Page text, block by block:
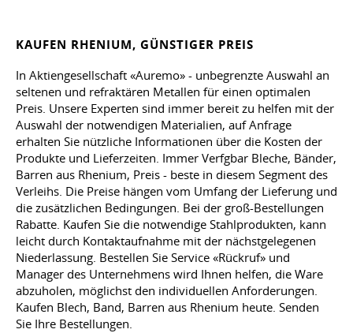
KAUFEN RHENIUM, GÜNSTIGER PREIS
In Aktiengesellschaft «Auremo» - unbegrenzte Auswahl an
seltenen und refraktären Metallen für einen optimalen
Preis. Unsere Experten sind immer bereit zu helfen mit der
Auswahl der notwendigen Materialien, auf Anfrage
erhalten Sie nützliche Informationen über die Kosten der
Produkte und Lieferzeiten. Immer Verfgbar Bleche, Bänder,
Barren aus Rhenium, Preis - beste in diesem Segment des
Verleihs. Die Preise hängen vom Umfang der Lieferung und
die zusätzlichen Bedingungen. Bei der groß-Bestellungen
Rabatte. Kaufen Sie die notwendige Stahlprodukten, kann
leicht durch Kontaktaufnahme mit der nächstgelegenen
Niederlassung. Bestellen Sie Service «Rückruf» und
Manager des Unternehmens wird Ihnen helfen, die Ware
abzuholen, möglichst den individuellen Anforderungen.
Kaufen Blech, Band, Barren aus Rhenium heute. Senden
Sie Ihre Bestellungen.